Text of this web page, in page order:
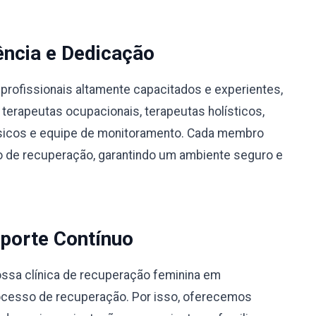
e Dedicação
altamente capacitados e experientes,
ocupacionais, terapeutas holísticos,
e equipe de monitoramento. Cada membro
recuperação, garantindo um ambiente seguro e
Contínuo
clínica de recuperação feminina em
de recuperação. Por isso, oferecemos